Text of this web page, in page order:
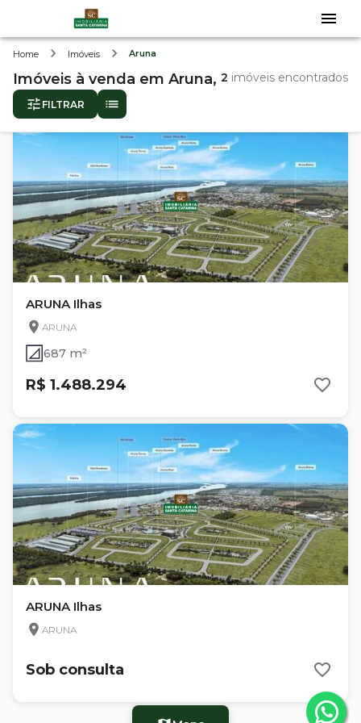
Home Imóveis Aruna
Imóveis à venda em Aruna, 2 imóveis encontrados
FILTRAR
ARUNA Ilhas
ARUNA
687 m²
R$ 1.488.294
ARUNA Ilhas
ARUNA
Sob consulta